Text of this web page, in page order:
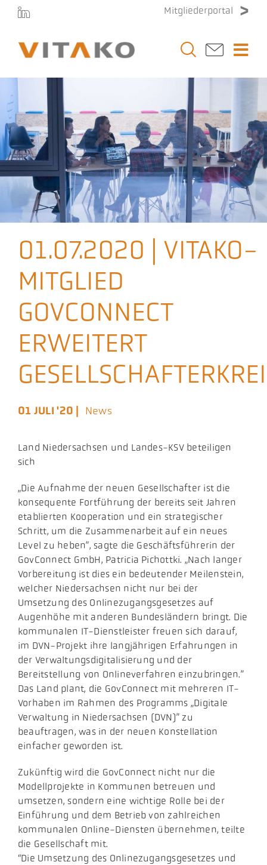
Zum
springen
Mitgliederportal
Vitako
Themen
Stellenmarkt
Veranstaltungen
Presse
Aktuelles
Podcast
01.07.2020 | VITAKO-
MITGLIED
GOVCONNECT
ERWEITERT
01 JULI '20 | News
Land Niedersachsen und Landes-KSV beteiligen
sich
„Die Aufnahme der neuen Gesellschafter ist die
konsequente Fortführung der bereits seit Jahren
etablierten Kooperation und ein strategischer
Schritt, um die Zusammenarbeit auf ein neues
Level zu heben”, sagte die Geschäftsführerin der
GovConnect GmbH, Patricia Pichottki. „Nach langer
Vorbereitung ist dies ein bedeutender Meilenstein,
welcher Niedersachsen nicht nur bei der
Umsetzung des Onlinezugangsgesetzes auf
Augenhöhe mit anderen Bundesländern bringt. Die
kommunalen IT-Dienstleister freuen sich darauf,
im DVN-Projekt ihre langjährigen Erfahrungen in
der Verwaltungsdigitalisierung und der
Bereitstellung von Onlineverfahren einzubringen.”
Das Land plant, die GovConnect mit mehreren IT-
Vorhaben im Rahmen des Programms „Digitale
Verwaltung in Niedersachsen (DVN)” zu
beauftragen, was in der neuen Konstellation
einfacher geworden ist.
Zukünftig wird die GovConnect nicht nur die
Modellprojekte in Kommunen betreuen und
umsetzen, sondern eine wichtige Rolle bei der
Einführung und dem Betrieb von zahlreichen
kommunalen Online-Diensten übernehmen, teilte
die Gesellschaft mit.
“Die Umsetzung des Onlinezugangsgesetzes und